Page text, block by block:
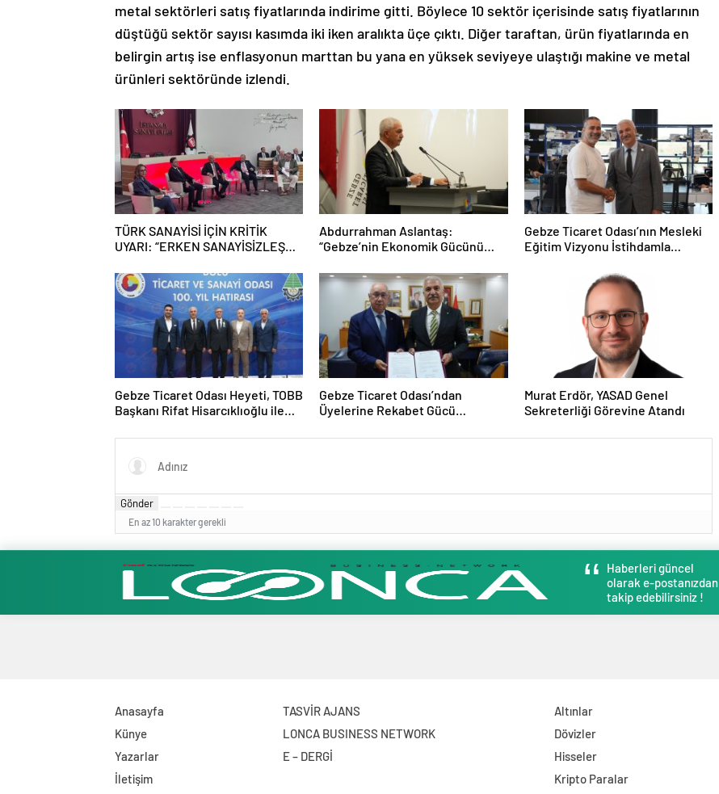
metal sektörleri satış fiyatlarında indirime gitti. Böylece 10 sektör içerisinde satış fiyatlarının
düştüğü sektör sayısı kasımda iki iken aralıkta üçe çıktı. Diğer taraftan, ürün fiyatlarında en
belirgin artış ise enflasyonun marttan bu yana en yüksek seviyeye ulaştığı makine ve metal
ürünleri sektöründe izlendi.
TÜRK SANAYİSİ İÇİN KRİTİK
UYARI: “ERKEN SANAYİSİZLEŞME
KARŞIYAYIZ”
Abdurrahman Aslantaş:
“Gebze’nin Ekonomik Gücünü
Gebze Ticaret Odası’nın Mesleki
Eğitim Vizyonu İstihdamla
Gebze Ticaret Odası Heyeti, TOBB
Başkanı Rifat Hisarcıklıoğlu ile
Ticaret Odası Heyeti, TOBB
Bolu’da Bir Araya Geldi
Gebze Ticaret Odası’ndan
Üyelerine Rekabet Gücü
Murat Erdör, YASAD Genel
Sekreterliği Görevine Atandı
Gönder
En az 10 karakter gerekli
Haberleri güncel
olarak e-postanızdan
takip edebilirsiniz !
Anasayfa
Künye
Yazarlar
İletişim
TASVİR AJANS
LONCA BUSINESS NETWORK
E – DERGİ
Altınlar
Dövizler
Hisseler
Kripto Paralar